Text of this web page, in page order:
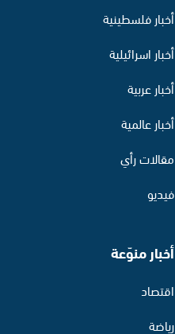
أخبار فلسطينية
أخبار اسرائيلية
أخبار عربية
أخبار عالمية
مقالات رأي
فيديو
أخبار منوّعة
اقتصاد
رياضة